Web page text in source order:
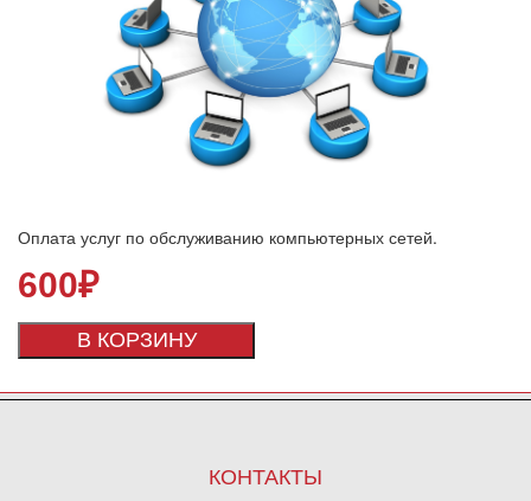
Оплата услуг по обслуживанию компьютерных сетей.
600₽
В КОРЗИНУ
КОНТАКТЫ